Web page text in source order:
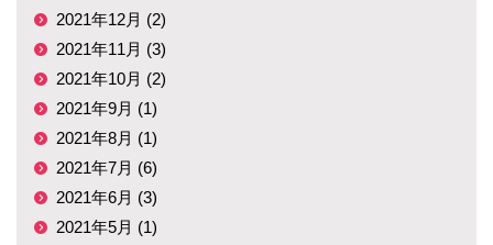
2021年12月 (2)
2021年11月 (3)
2021年10月 (2)
2021年9月 (1)
2021年8月 (1)
2021年7月 (6)
2021年6月 (3)
2021年5月 (1)